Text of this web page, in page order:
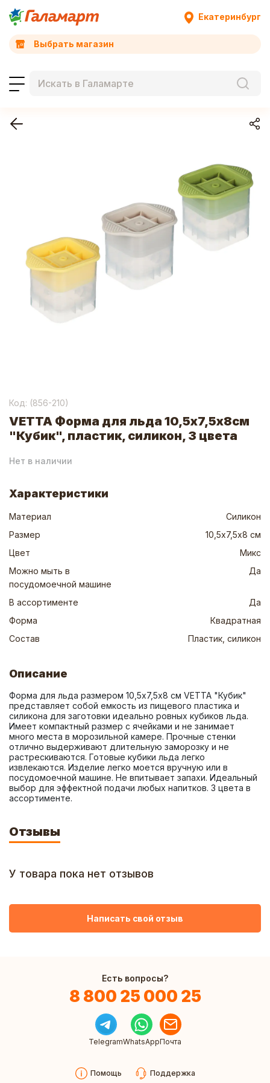
Екатеринбург
Выбрать магазин
Код: (856-210)
VETTA Форма для льда 10,5х7,5х8см
"Кубик", пластик, силикон, 3 цвета
Нет в наличии
Характеристики
Материал
Силикон
Размер
10,5х7,5х8 см
Цвет
Микс
Можно мыть в
посудомоечной машине
Да
В ассортименте
Да
Форма
Квадратная
Состав
Пластик, силикон
Описание
Форма для льда размером 10,5х7,5х8 см VETTA "Кубик"
представляет собой емкость из пищевого пластика и
силикона для заготовки идеально ровных кубиков льда.
Имеет компактный размер с ячейками и не занимает
много места в морозильной камере. Прочные стенки
отлично выдерживают длительную заморозку и не
растрескиваются. Готовые кубики льда легко
извлекаются. Изделие легко моется вручную или в
посудомоечной машине. Не впитывает запахи. Идеальный
выбор для эффектной подачи любых напитков. 3 цвета в
ассортименте.
Отзывы
У товара пока нет отзывов
Написать свой отзыв
Есть вопросы?
8 800 25 000 25
TelegramWhatsAppПочта
Помощь Поддержка